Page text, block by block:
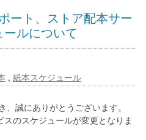
ート、ストア配本サー
ルについて
, 紙本スケジュール
、誠にありがとうございます。
のスケジュールが変更となりま